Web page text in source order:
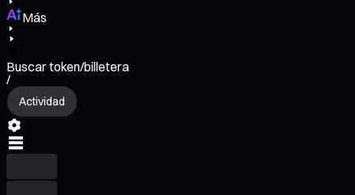
Más
Buscar token/billetera
/
Actividad